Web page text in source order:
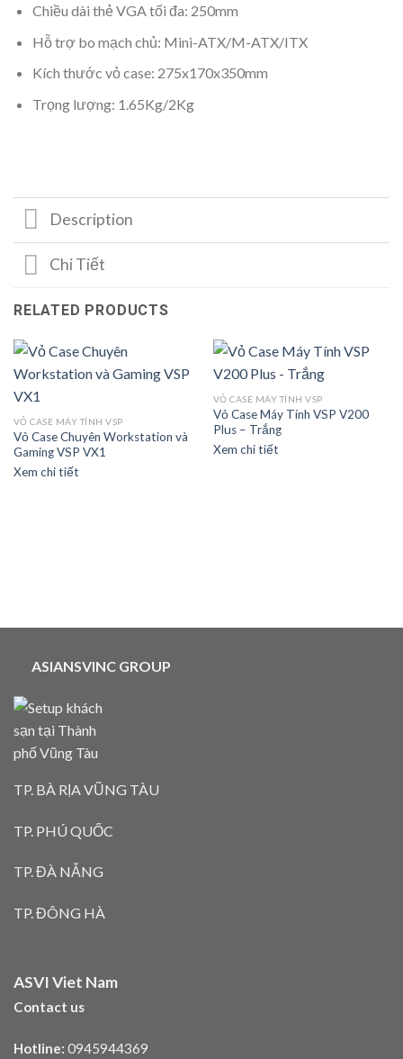
Chiều dài thẻ VGA tối đa: 250mm
Hỗ trợ bo mạch chủ: Mini-ATX/M-ATX/ITX
Kích thước vỏ case: 275x170x350mm
Trọng lượng: 1.65Kg/2Kg
Description
Chi Tiết
RELATED PRODUCTS
VỎ CASE MÁY TÍNH VSP
Vỏ Case Chuyên Workstation và
Gaming VSP VX1
Xem chi tiết
VỎ CASE MÁY TÍNH VSP
Vỏ Case Máy Tính VSP V200
Plus – Trắng
Xem chi tiết
ASIANSVINC GROUP
TP. BÀ RỊA VŨNG TÀU
TP. PHÚ QUỐC
TP. ĐÀ NẴNG
TP. ĐÔNG HÀ
ASVI Viet Nam
Contact us
Hotline: 0945944369